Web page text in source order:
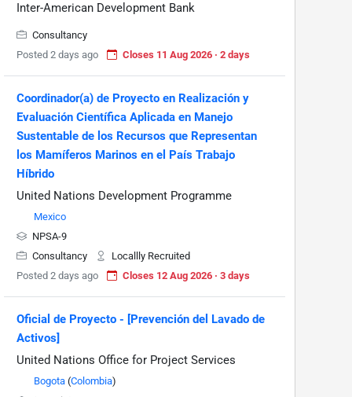
Inter-American Development Bank
Consultancy
Posted 2 days ago
Closes 11 Aug 2026 · 2 days
Coordinador(a) de Proyecto en Realización y
Evaluación Científica Aplicada en Manejo
Sustentable de los Recursos que Representan
los Mamíferos Marinos en el País Trabajo
Híbrido
United Nations Development Programme
Mexico
NPSA-9
Consultancy
Locallly Recruited
Posted 2 days ago
Closes 12 Aug 2026 · 3 days
Oficial de Proyecto - [Prevención del Lavado de
Activos]
United Nations Office for Project Services
Bogota (Colombia)